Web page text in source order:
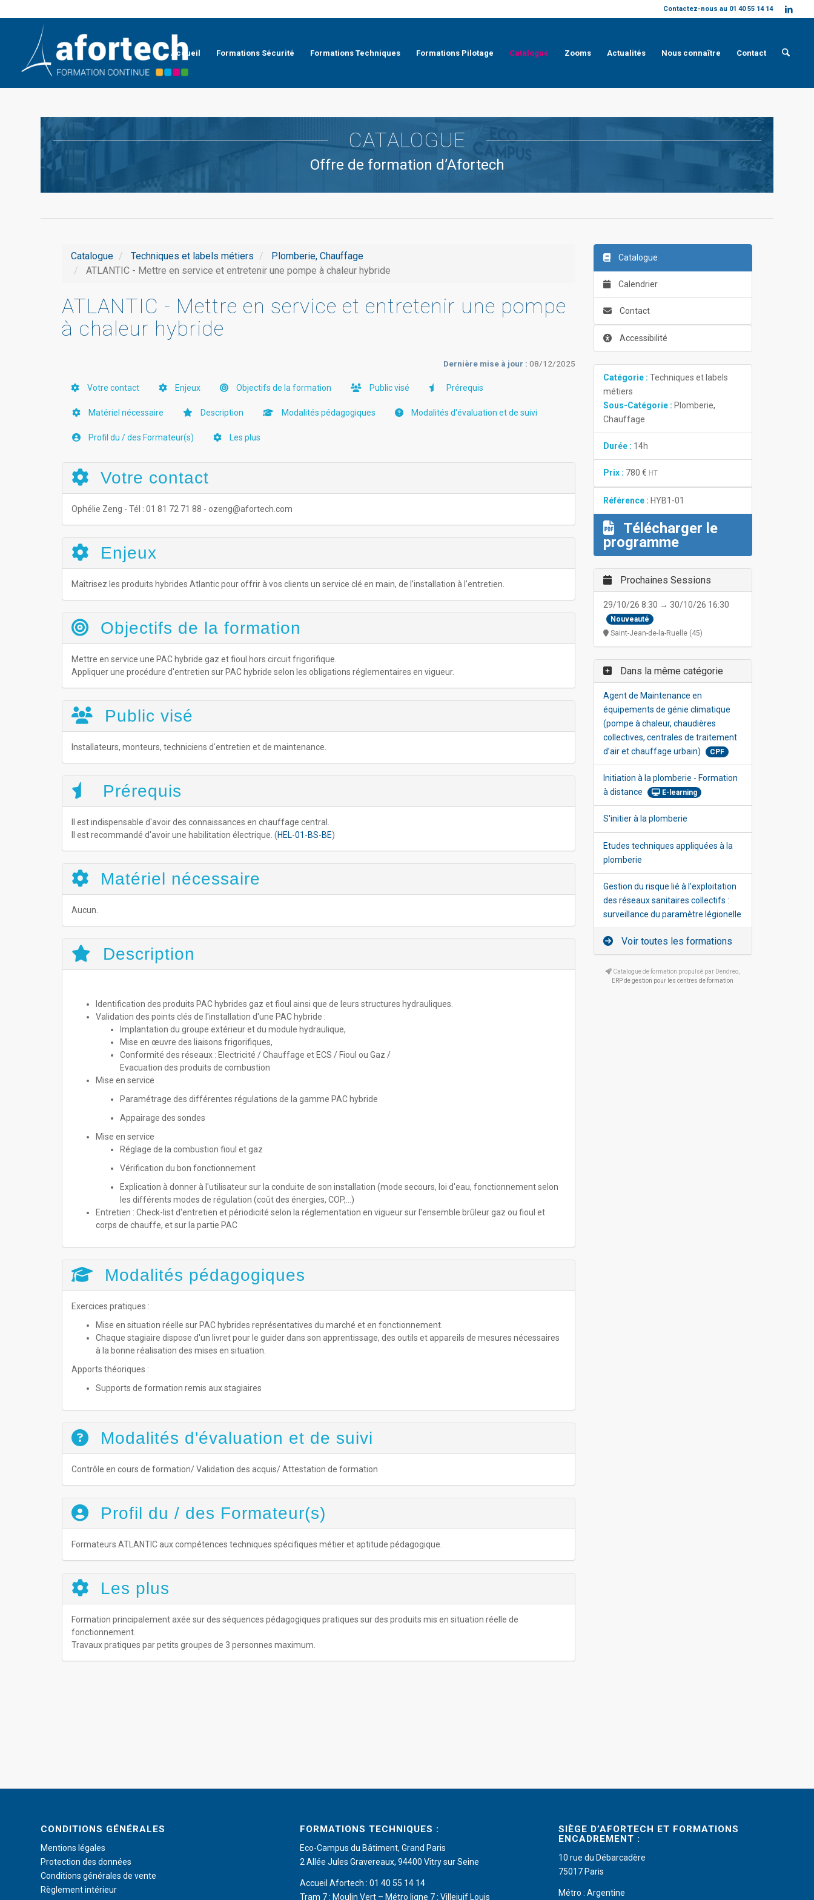
Contactez-nous au 01 40 55 14 14
Accueil Formations Sécurité Formations Techniques Formations Pilotage Catalogue Zooms Actualités Nous connaître Contact
CATALOGUE
Offre de formation d’Afortech
Catalogue Techniques et labels métiers
Plomberie, Chauffage
ATLANTIC - Mettre en service et entretenir une pompe à chaleur hybride
ATLANTIC - Mettre en service et entretenir une pompe
à chaleur hybride
Dernière mise à jour : 08/12/2025
Votre contact Enjeux Objectifs de la formation Public visé Prérequis
Matériel nécessaire Description Modalités pédagogiques Modalités d'évaluation et de suivi
Profil du / des Formateur(s) Les plus
Votre contact
Ophélie Zeng - Tél : 01 81 72 71 88 - ozeng@afortech.com
Enjeux
Maîtrisez les produits hybrides Atlantic pour offrir à vos clients un service clé en main, de l’installation à l’entretien.
Objectifs de la formation
Mettre en service une PAC hybride gaz et fioul hors circuit frigorifique.
Appliquer une procédure d'entretien sur PAC hybride selon les obligations réglementaires en vigueur.
Public visé
Installateurs, monteurs, techniciens d'entretien et de maintenance.
Prérequis
Il est indispensable d'avoir des connaissances en chauffage central.
Il est recommandé d'avoir une habilitation électrique. (HEL-01-BS-BE)
Matériel nécessaire
Aucun.
Description
Identification des produits PAC hybrides gaz et fioul ainsi que de leurs structures hydrauliques.
Validation des points clés de l'installation d'une PAC hybride :
Implantation du groupe extérieur et du module hydraulique,
Mise en œuvre des liaisons frigorifiques,
Conformité des réseaux : Electricité / Chauffage et ECS / Fioul ou Gaz /
Evacuation des produits de combustion
Mise en service
Paramétrage des différentes régulations de la gamme PAC hybride
Appairage des sondes
Mise en service
Réglage de la combustion fioul et gaz
Vérification du bon fonctionnement
Explication à donner à l'utilisateur sur la conduite de son installation (mode secours, loi d'eau, fonctionnement selon
les différents modes de régulation (coût des énergies, COP,…)
Entretien : Check-list d'entretien et périodicité selon la réglementation en vigueur sur l'ensemble brûleur gaz ou fioul et
corps de chauffe, et sur la partie PAC
Modalités pédagogiques
Exercices pratiques :
Mise en situation réelle sur PAC hybrides représentatives du marché et en fonctionnement.
Chaque stagiaire dispose d'un livret pour le guider dans son apprentissage, des outils et appareils de mesures nécessaires
à la bonne réalisation des mises en situation.
Apports théoriques :
Supports de formation remis aux stagiaires
Modalités d'évaluation et de suivi
Contrôle en cours de formation/ Validation des acquis/ Attestation de formation
Profil du / des Formateur(s)
Formateurs ATLANTIC aux compétences techniques spécifiques métier et aptitude pédagogique.
Les plus
Formation principalement axée sur des séquences pédagogiques pratiques sur des produits mis en situation réelle de
fonctionnement.
Travaux pratiques par petits groupes de 3 personnes maximum.
Catalogue
Calendrier
Contact
Accessibilité
Catégorie : Techniques et labels
métiers
Sous-Catégorie : Plomberie,
Chauffage
Durée : 14h
Prix : 780 € HT
Référence : HYB1-01
Télécharger le
programme
Prochaines Sessions
29/10/26 8:30 → 30/10/26 16:30
Nouveauté
Saint-Jean-de-la-Ruelle (45)
Dans la même catégorie
Agent de Maintenance en
équipements de génie climatique
(pompe à chaleur, chaudières
collectives, centrales de traitement
d’air et chauffage urbain)
CPF
Initiation à la plomberie - Formation
à distance
E-learning
S'initier à la plomberie
Etudes techniques appliquées à la
plomberie
Gestion du risque lié à l’exploitation
des réseaux sanitaires collectifs :
surveillance du paramètre légionelle
Voir toutes les formations
Catalogue de formation propulsé par Dendreo,
ERP de gestion pour les centres de formation
CONDITIONS GÉNÉRALES
Mentions légales
Protection des données
Conditions générales de vente
Règlement intérieur
FORMATIONS TECHNIQUES :
Eco-Campus du Bâtiment, Grand Paris
2 Allée Jules Gravereaux, 94400 Vitry sur Seine
Accueil Afortech : 01 40 55 14 14
Tram 7 : Moulin Vert – Métro ligne 7 : Villejuif Louis
SIÈGE D’AFORTECH ET FORMATIONS
ENCADREMENT :
10 rue du Débarcadère
75017 Paris
Métro : Argentine